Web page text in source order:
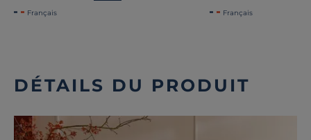
Français Français
DÉTAILS DU PRODUIT